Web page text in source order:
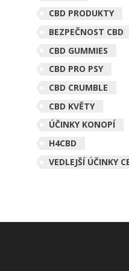
CBD PRODUKTY
BEZPEČNOST CBD
CBD GUMMIES
CBD PRO PSY
CBD CRUMBLE
CBD KVĚTY
ÚČINKY KONOPÍ
H4CBD
VEDLEJŠÍ ÚČINKY